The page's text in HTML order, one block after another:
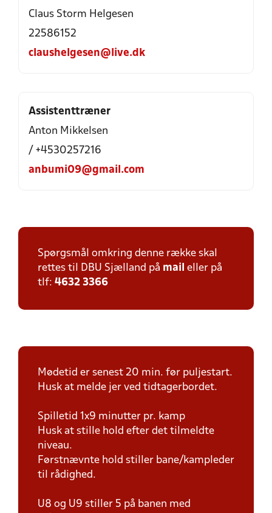
Claus Storm Helgesen
22586152
claushelgesen@live.dk
Assistenttræner
Anton Mikkelsen
/ +4530257216
anbumi09@gmail.com
Spørgsmål omkring denne række skal
rettes til DBU Sjælland på mail eller på
tlf: 4632 3366
Mødetid er senest 20 min. før puljestart.
Husk at melde jer ved tidtagerbordet.
Spilletid 1x9 minutter pr. kamp
Husk at stille hold efter det tilmeldte
niveau.
Førstnævnte hold stiller bane/kampleder
til rådighed.
U8 og U9 stiller 5 på banen med